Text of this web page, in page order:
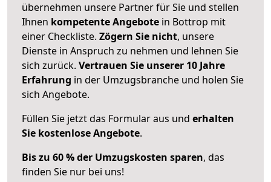
übernehmen unsere Partner für Sie und stellen
Ihnen kompetente Angebote in Bottrop mit
einer Checkliste. Zögern Sie nicht, unsere
Dienste in Anspruch zu nehmen und lehnen Sie
sich zurück. Vertrauen Sie unserer 10 Jahre
Erfahrung in der Umzugsbranche und holen Sie
sich Angebote.
Füllen Sie jetzt das Formular aus und erhalten
Sie kostenlose Angebote.
Bis zu 60 % der Umzugskosten sparen, das
finden Sie nur bei uns!